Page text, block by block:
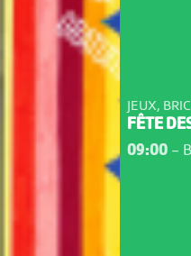
JEUX,
FÊTE
09:00-